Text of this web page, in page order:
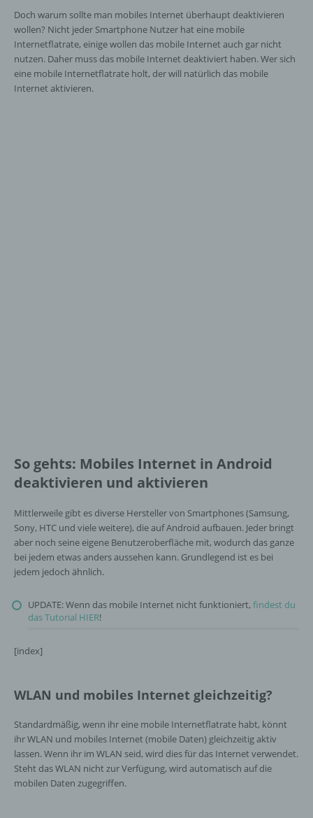
Doch warum sollte man mobiles Internet überhaupt deaktivieren
wollen? Nicht jeder Smartphone Nutzer hat eine mobile
Internetflatrate, einige wollen das mobile Internet auch gar nicht
nutzen. Daher muss das mobile Internet deaktiviert haben. Wer sich
eine mobile Internetflatrate holt, der will natürlich das mobile
Internet aktivieren.
So gehts: Mobiles Internet in Android
deaktivieren und aktivieren
Mittlerweile gibt es diverse Hersteller von Smartphones (Samsung,
Sony, HTC und viele weitere), die auf Android aufbauen. Jeder bringt
aber noch seine eigene Benutzeroberfläche mit, wodurch das ganze
bei jedem etwas anders aussehen kann. Grundlegend ist es bei
jedem jedoch ähnlich.
UPDATE: Wenn das mobile Internet nicht funktioniert, findest du
das Tutorial HIER!
[index]
WLAN und mobiles Internet gleichzeitig?
Standardmäßig, wenn ihr eine mobile Internetflatrate habt, könnt
ihr WLAN und mobiles Internet (mobile Daten) gleichzeitig aktiv
lassen. Wenn ihr im WLAN seid, wird dies für das Internet verwendet.
Steht das WLAN nicht zur Verfügung, wird automatisch auf die
mobilen Daten zugegriffen.